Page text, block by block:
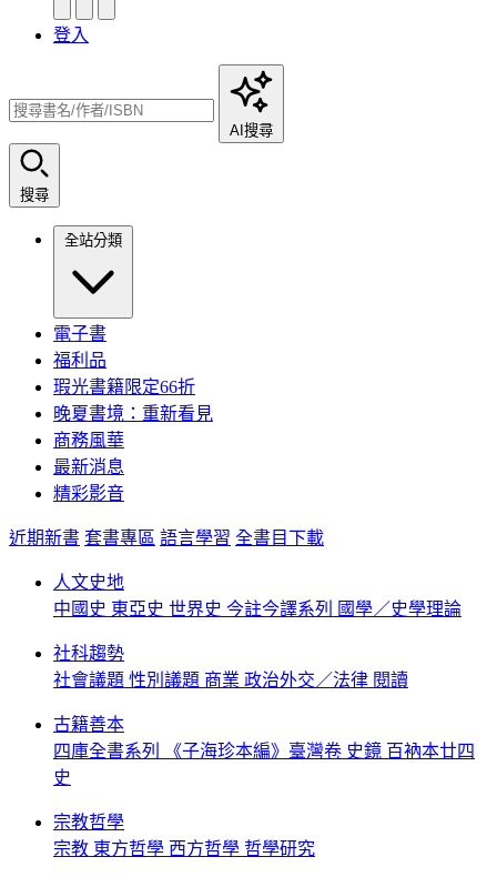
登入
AI搜尋
搜尋
全站分類
電子書
福利品
瑕光書籍限定66折
晚夏書境：重新看見
商務風華
最新消息
精彩影音
近期新書 套書專區 語言學習 全書目下載
人文史地
中國史 東亞史 世界史 今註今譯系列 國學／史學理論
社科趨勢
社會議題 性別議題 商業 政治外交／法律 閱讀
古籍善本
四庫全書系列
《子海珍本編》臺灣卷 史鏡 百衲本廿四
史
宗教哲學
宗教 東方哲學 西方哲學 哲學研究